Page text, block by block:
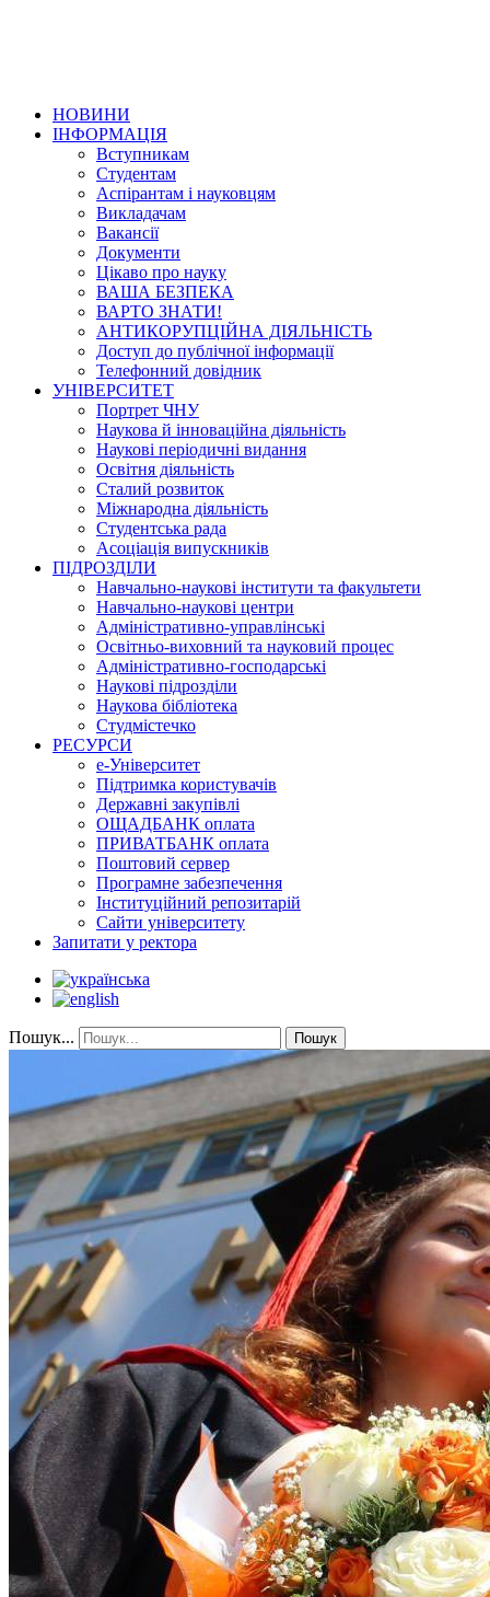
НОВИНИ
ІНФОРМАЦІЯ
Вступникам
Студентам
Аспірантам і науковцям
Викладачам
Вакансії
Документи
Цікаво про науку
ВАША БЕЗПЕКА
ВАРТО ЗНАТИ!
АНТИКОРУПЦІЙНА ДІЯЛЬНІСТЬ
Доступ до публічної інформації
Телефонний довідник
УНІВЕРСИТЕТ
Портрет ЧНУ
Наукова й інноваційна діяльність
Наукові періодичні видання
Освітня діяльність
Сталий розвиток
Міжнародна діяльність
Студентська рада
Асоціація випускників
ПІДРОЗДІЛИ
Навчально-наукові інститути та факультети
Навчально-наукові центри
Адміністративно-управлінські
Освітньо-виховний та науковий процес
Адміністративно-господарські
Наукові підрозділи
Наукова бібліотека
Студмістечко
РЕСУРСИ
е-Університет
Підтримка користувачів
Державні закупівлі
ОЩАДБАНК оплата
ПРИВАТБАНК оплата
Поштовий сервер
Програмне забезпечення
Інституційний репозитарій
Сайти університету
Запитати у ректора
Пошук... Пошук